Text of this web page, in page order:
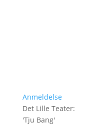
Anmeldelse
Det Lille Teater:
'Tju Bang'